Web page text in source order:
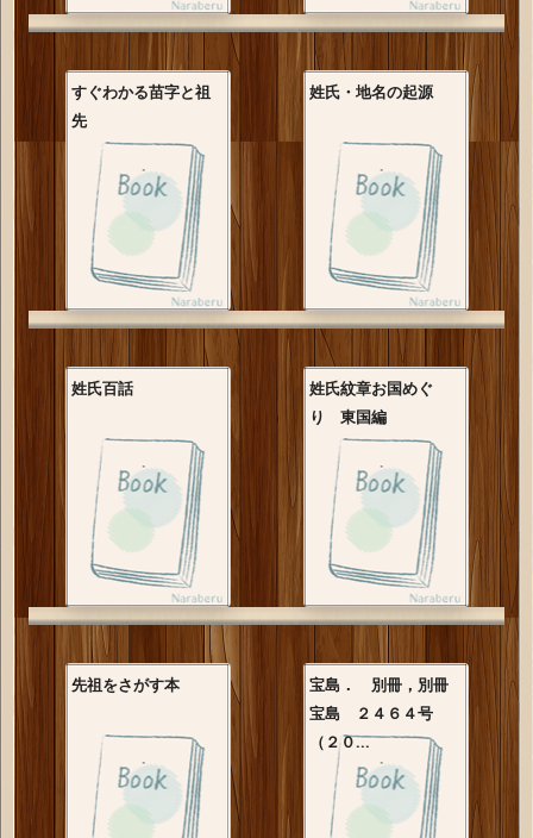
すぐわかる苗字と祖
先
姓氏・地名の起源
姓氏百話
姓氏紋章お国めぐ
り 東国編
先祖をさがす本
宝島． 別冊，別冊
宝島 ２４６４号
（２０...